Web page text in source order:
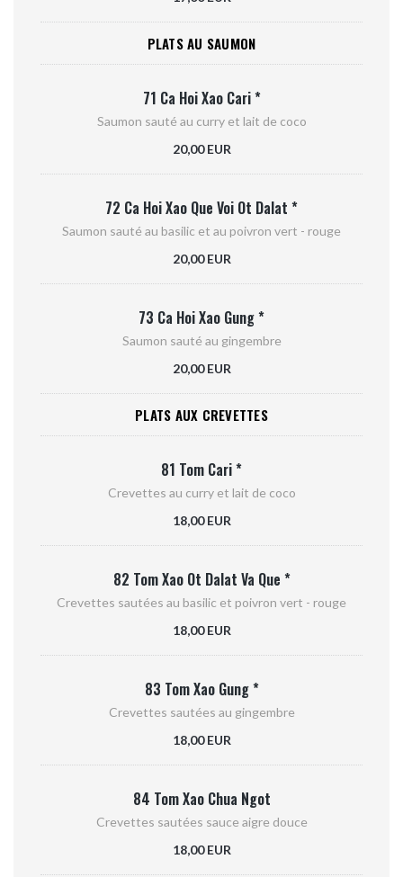
PLATS AU SAUMON
71 Ca Hoi Xao Cari *
Saumon sauté au curry et lait de coco
20,00 EUR
72 Ca Hoi Xao Que Voi Ot Dalat *
Saumon sauté au basilic et au poivron vert - rouge
20,00 EUR
73 Ca Hoi Xao Gung *
Saumon sauté au gingembre
20,00 EUR
PLATS AUX CREVETTES
81 Tom Cari *
Crevettes au curry et lait de coco
18,00 EUR
82 Tom Xao Ot Dalat Va Que *
Crevettes sautées au basilic et poivron vert - rouge
18,00 EUR
83 Tom Xao Gung *
Crevettes sautées au gingembre
18,00 EUR
84 Tom Xao Chua Ngot
Crevettes sautées sauce aigre douce
18,00 EUR